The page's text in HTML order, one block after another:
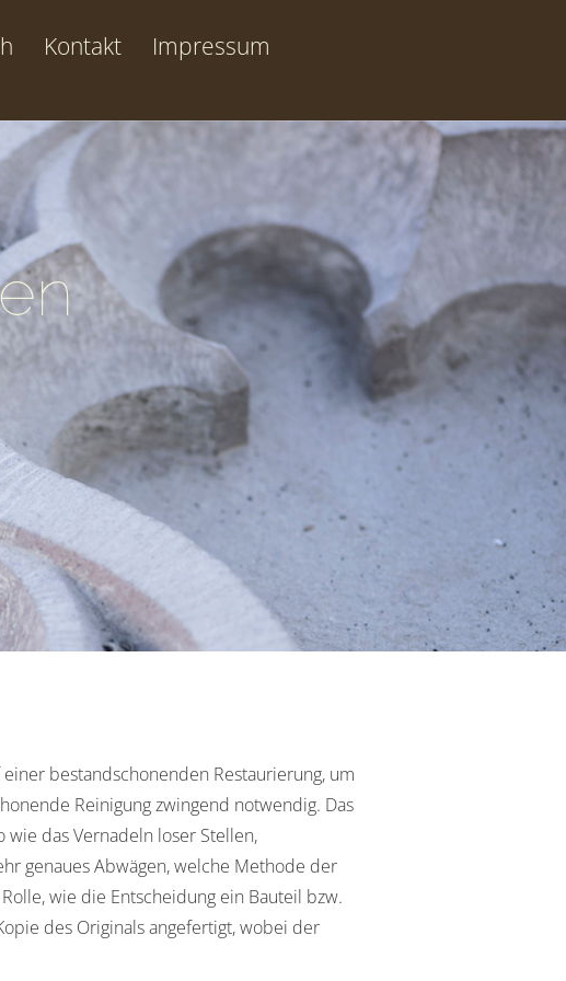
Kontakt Impressum
bestandschonenden Restaurierung, um
Reinigung zwingend notwendig. Das
das Vernadeln loser Stellen,
genaues Abwägen, welche Methode der
wie die Entscheidung ein Bauteil bzw.
des Originals angefertigt, wobei der